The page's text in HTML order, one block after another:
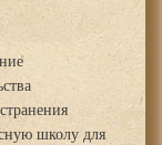
школу для